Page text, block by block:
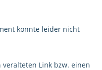
konnte leider nicht
Link bzw. einen